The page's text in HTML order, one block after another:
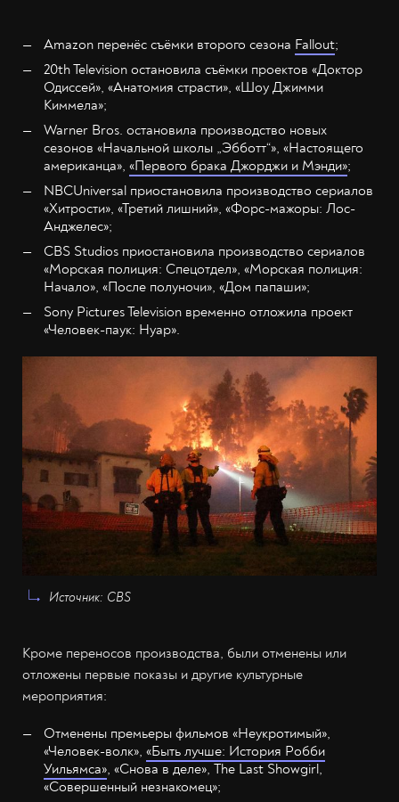
Amazon перенёс съёмки второго сезона Fallout;
20th Television остановила съёмки проектов «Доктор
Одиссей», «Анатомия страсти», «Шоу Джимми
Киммела»;
Warner Bros. остановила производство новых
сезонов «Начальной школы „Эбботт“», «Настоящего
американца», «Первого брака Джорджи и Мэнди»;
NBCUniversal приостановила производство сериалов
«Хитрости», «Третий лишний», «Форс-мажоры: Лос-
Анджелес»;
CBS Studios приостановила производство сериалов
«Морская полиция: Спецотдел», «Морская полиция:
Начало», «После полуночи», «Дом папаши»;
Sony Pictures Television временно отложила проект
«Человек-паук: Нуар».
Источник: СВS
Кроме переносов производства, были отменены или
отложены первые показы и другие культурные
мероприятия:
Отменены премьеры фильмов «Неукротимый»,
«Человек-волк», «Быть лучше: История Робби
Уильямса», «Снова в деле», The Last Showgirl,
«Совершенный незнакомец»;